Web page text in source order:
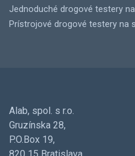
Jednoduché drogové testery
Prístrojové drogové testery na
Alab, spol. s r.o.
Gruzínska 28,
P.O.Box 19,